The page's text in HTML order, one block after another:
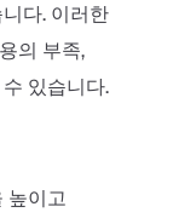
다. 이러한
의 부족,
있습니다.
높이고